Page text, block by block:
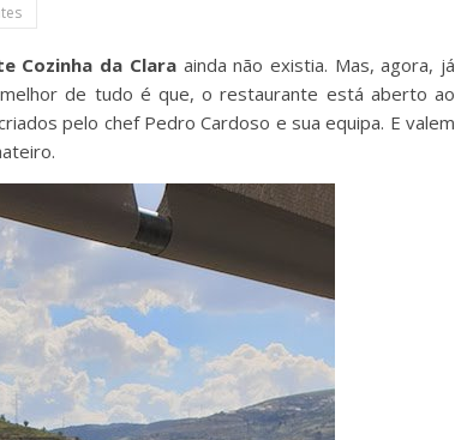
Cozinha da Claraainda não existia. Mas, agora, já
de tudo é que, o restaurante está aberto ao
pelo chef Pedro Cardoso e sua equipa. E valem